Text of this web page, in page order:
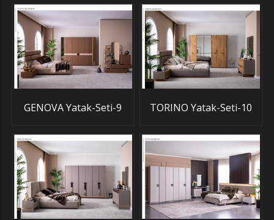
GENOVA Yatak-Seti-9 TORINO Yatak-Seti-10